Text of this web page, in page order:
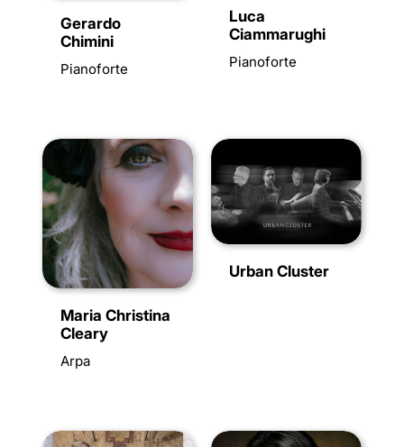
Gerardo
Chimini
Pianoforte
Luca
Ciammarughi
Pianoforte
Maria Christina
Cleary
Arpa
Urban Cluster